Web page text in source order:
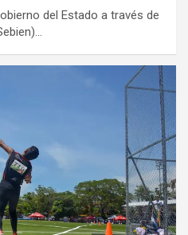
del Estado a través de